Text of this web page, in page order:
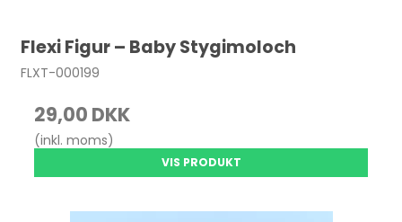
Flexi Figur – Baby Stygimoloch
FLXT-000199
29,00 DKK
(inkl. moms)
VIS PRODUKT